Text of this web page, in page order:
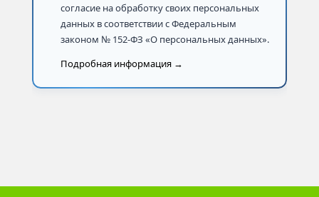
согласие на обработку своих персональных
данных в соответствии с Федеральным
законом № 152-ФЗ «О персональных данных».
Подробная информация →